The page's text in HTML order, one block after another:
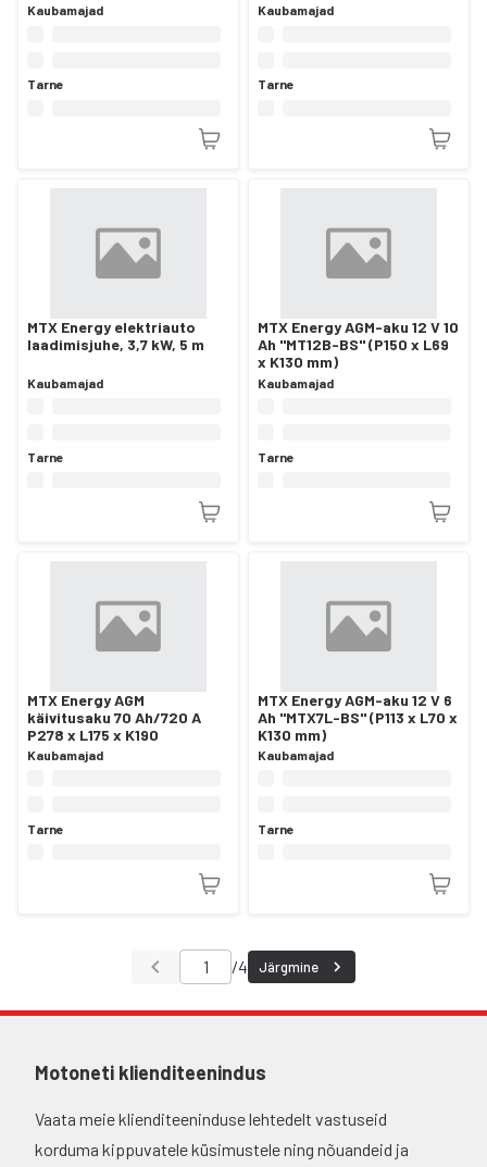
Kaubamajad
Tarne
Kaubamajad
Tarne
MTX Energy elektriauto
laadimisjuhe, 3,7 kW, 5 m
Kaubamajad
Tarne
MTX Energy AGM-aku 12 V 10
Ah "MT12B-BS" (P150 x L69
x K130 mm)
Kaubamajad
Tarne
MTX Energy AGM
käivitusaku 70 Ah/720 A
P278 x L175 x K190
Kaubamajad
Tarne
MTX Energy AGM-aku 12 V 6
Ah "MTX7L-BS" (P113 x L70 x
K130 mm)
Kaubamajad
Tarne
/4 Järgmine
Motoneti klienditeenindus
Vaata meie klienditeeninduse lehtedelt vastuseid
korduma kippuvatele küsimustele ning nõuandeid ja